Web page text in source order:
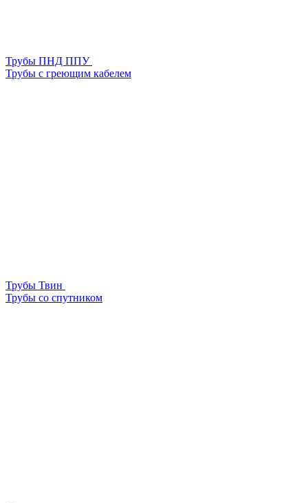
Трубы ПНД ППУ
Трубы с греющим кабелем
Трубы Твин
Трубы со спутником